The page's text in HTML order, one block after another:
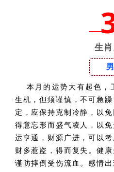
生
本月的运势大有起色，
生机，但须谨慎，不可急
定，应保持克制冷静，以
得意忘形而盛气凌人，以
运亨通，财源广进，可以
财多惹盗，得而复失。健
谨防摔倒受伤流血。感情